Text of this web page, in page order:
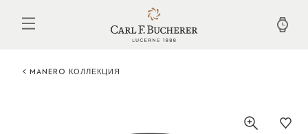
основному
MANERO КОЛЛЕКЦИЯ